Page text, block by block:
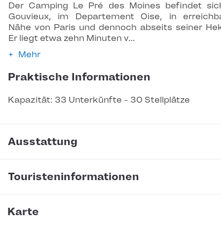
Der Camping Le Pré des Moines befindet
Gouvieux, im Departement Oise, in
Nähe von Paris und dennoch abseits seiner
Er liegt etwa zehn Minuten v…
Mehr
Praktische Informationen
Kapazität: 33 Unterkünfte - 30 Stellplätze
Ausstattung
Touristeninformationen
Karte